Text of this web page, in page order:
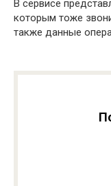
В сервисе
которым тоже
также данные